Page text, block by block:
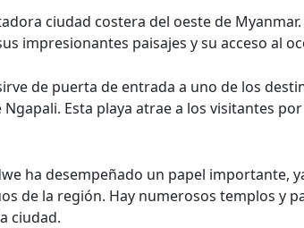
ciudad costera del oeste de
impresionantes paisajes y su acceso al
de puerta de entrada a uno de los
Esta playa atrae a los visitantes
ha desempeñado un papel importante,
de la región. Hay numerosos templos y
ciudad.